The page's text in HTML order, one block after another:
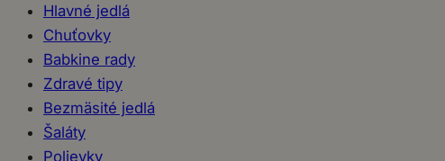
Hlavné jedlá
Chuťovky
Babkine rady
Zdravé tipy
Bezmäsité jedlá
Šaláty
Polievky